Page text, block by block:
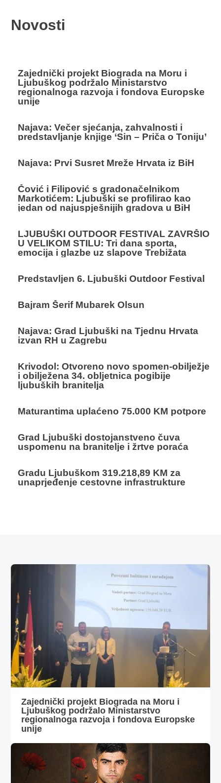
Novosti
Zajednički projekt Biograda na Moru i
Ljubuškog podržalo Ministarstvo
regionalnoga razvoja i fondova Europske
unije
Najava: Večer sjećanja, zahvalnosti i
predstavljanje knjige ‘Sin – Priča o Toniju’
Najava: Prvi Susret Mreže Hrvata iz BiH
Čović i Filipović s gradonačelnikom
Markotićem: Ljubuški se profilirao kao
jedan od najuspješnijih gradova u BiH
LJUBUŠKI OUTDOOR FESTIVAL ZAVRŠIO
U VELIKOM STILU: Tri dana sporta,
emocija i glazbe uz slapove Trebižata
Predstavljen 6. Ljubuški Outdoor Festival
Bajram Šerif Mubarek Olsun
Najava: Grad Ljubuški na Tjednu Hrvata
izvan RH u Zagrebu
Krivodol: Otvoreno novo spomen-obilježje
i obilježena 34. obljetnica pogibije
ljubuških branitelja
Maturantima uplaćeno 75.000 KM potpore
Grad Ljubuški dostojanstveno čuva
uspomenu na branitelje i žrtve poraća
Gradu Ljubuškom 319.218,89 KM za
unaprjeđenje cestovne infrastrukture
Zajednički projekt Biograda na Moru i
Ljubuškog podržalo Ministarstvo
regionalnoga razvoja i fondova Europske
unije